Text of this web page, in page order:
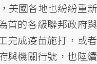
美國各地也紛紛重新
首的各級聯邦政府與
完成疫苗施打，或者
與機關行號，也陸續